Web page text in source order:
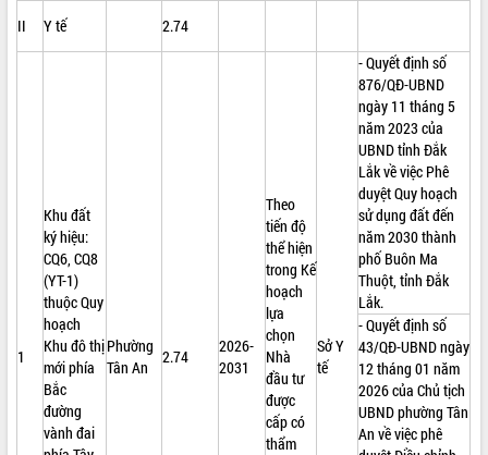
II
Y tế 2.74
1
Khu đất
ký hiệu:
CQ6, CQ8
(YT-1)
thuộc Quy
hoạch
Khu đô thị
mới phía
Bắc
đường
vành đai
Phường
Tân An
2.74
2026-
2031
Theo
tiến độ
thể hiện
trong Kế
hoạch
lựa
chọn
Nhà
đầu tư
được
cấp có
thẩm
Sở Y
tế
- Quyết định số
876/QĐ-UBND
ngày 11 tháng 5
năm 2023 của
UBND tỉnh Đắk
Lắk về việc Phê
duyệt Quy hoạch
sử dụng đất đến
năm 2030 thành
phố Buôn Ma
Thuột, tỉnh Đắk
Lắk.
- Quyết định số
43/QĐ-UBND ngày
12 tháng 01 năm
2026 của Chủ tịch
UBND phường Tân
An về việc phê